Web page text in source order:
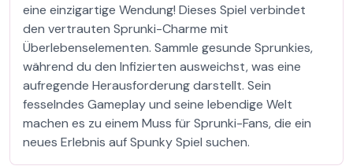
eine einzigartige Wendung! Dieses Spiel verbindet
den vertrauten Sprunki-Charme mit
Überlebenselementen. Sammle gesunde Sprunkies,
während du den Infizierten ausweichst, was eine
aufregende Herausforderung darstellt. Sein
fesselndes Gameplay und seine lebendige Welt
machen es zu einem Muss für Sprunki-Fans, die ein
neues Erlebnis auf Spunky Spiel suchen.